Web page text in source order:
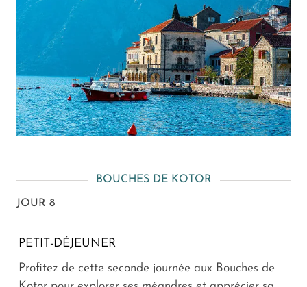
BOUCHES DE KOTOR
JOUR 8
PETIT-DÉJEUNER
Profitez de cette seconde journée aux Bouches de